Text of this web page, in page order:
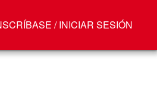
/ INICIAR SESIÓN